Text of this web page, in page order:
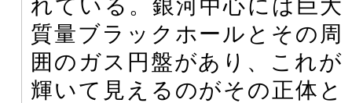
れている。銀河中心には巨大
質量ブラックホールとその周
囲のガス円盤があり、これが
輝いて見えるのがその正体と